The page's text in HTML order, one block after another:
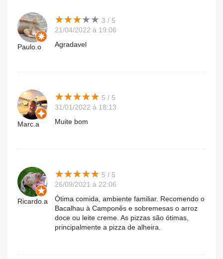
Paulo.o
★★★★★
★★★★★ 3 / 5
21/04/2022 à 19:06
Agradavel
Marc.a
★★★★★
★★★★★ 5 / 5
31/01/2022 à 18:13
Muite bom
Ricardo.a
★★★★★
★★★★★ 5 / 5
26/09/2021 à 22:06
Ótima comida, ambiente familiar. Recomendo o
Bacalhau à Camponês e sobremesas o arroz
doce ou leite creme. As pizzas são ótimas,
principalmente a pizza de alheira.